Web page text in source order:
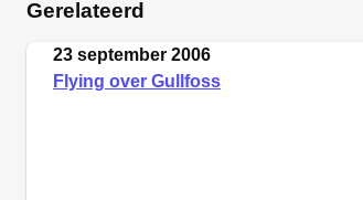
Gerelateerd
23 september 2006
Flying over Gullfoss